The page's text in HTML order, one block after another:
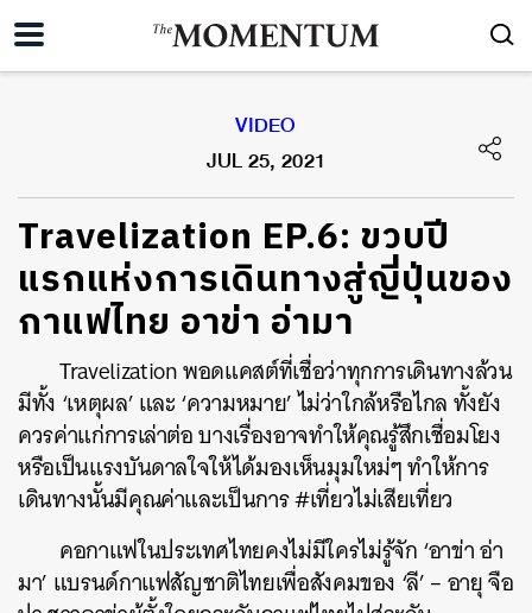
VIDEO
JUL 25, 2021
Travelization EP.6: ขวบปี
แรกแห่งการเดินทางสู่ญี่ปุ่นของ
กาแฟไทย อาข่า อ่ามา
Travelization พอดแคสต์ที่เชื่อว่าทุกการเดินทางล้วน
มีทั้ง ‘เหตุผล’ และ ‘ความหมาย’ ไม่ว่าใกล้หรือไกล ทั้งยัง
ควรค่าแก่การเล่าต่อ บางเรื่องอาจทำให้คุณรู้สึกเชื่อมโยง
หรือเป็นแรงบันดาลใจให้ได้มองเห็นมุมใหม่ๆ ทำให้การ
เดินทางนั้นมีคุณค่าและเป็นการ #เที่ยวไม่เสียเที่ยว
คอกาแฟในประเทศไทยคงไม่มีใครไม่รู้จัก ‘อาข่า อ่า
มา’ แบรนด์กาแฟสัญชาติไทยเพื่อสังคมของ ‘ลี’ – อายุ จือ